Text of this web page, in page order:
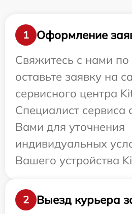
1
Оформление
Свяжитесь с нами
оставьте заявку на
сервисного центра
Специалист сервиса
Вами для уточнения
индивидуальных
Вашего устройства
2 Выезд курьера